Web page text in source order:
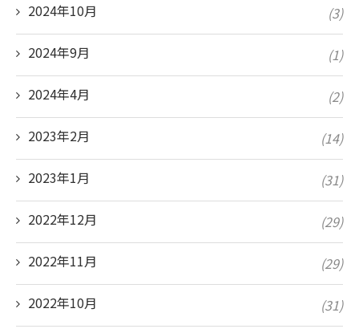
2024年10月 (3)
2024年9月 (1)
2024年4月 (2)
2023年2月 (14)
2023年1月 (31)
2022年12月 (29)
2022年11月 (29)
2022年10月 (31)